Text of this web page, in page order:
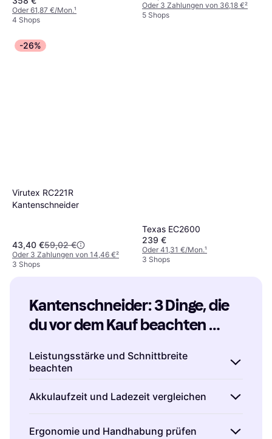
Oder 61,87 €/Mon.¹
4 Shops
Oder 3 Zahlungen von 36,18 €²
5 Shops
-26%
Virutex RC221R
Kantenschneider
43,40 €59,02 €
Oder 3 Zahlungen von 14,46 €²
3 Shops
Texas EC2600
239 €
Oder 41,31 €/Mon.¹
3 Shops
Kantenschneider: 3 Dinge, die
du vor dem Kauf beachten
Leistungsstärke und Schnittbreite
beachten
wichtig, auf die Leistungsstärke des Geräts zu
achten. Ein leistungsstarker Motor sorgt dafür,
dass du auch bei dichtem Gras oder Unkraut
Akkulaufzeit und Ladezeit vergleichen
Ergonomie und Handhabung prüfen